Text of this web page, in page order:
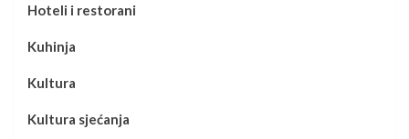
Hoteli i restorani
Kuhinja
Kultura
Kultura sjećanja